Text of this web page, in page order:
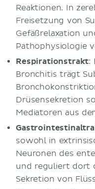
Reaktionen. In
Freisetzung von
Gefäßrelaxation
Pathophysiologie
Respirationstrakt:
Bronchitis trägt
Drüsensekretion
Mediatoren aus
sowohl in
Neuronen des
und reguliert dort
Sekretion von